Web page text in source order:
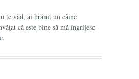
te văd, ai hrănit un câine
că este bine să mă îngrijesc